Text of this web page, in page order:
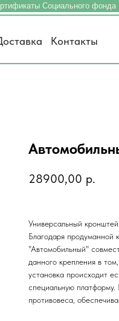
Социального
Контакты
28900,00 р.
Универсальный
Благодаря продуманной
"Автомобильный"
данного крепления в
установка происходит
специальную
противовеса,